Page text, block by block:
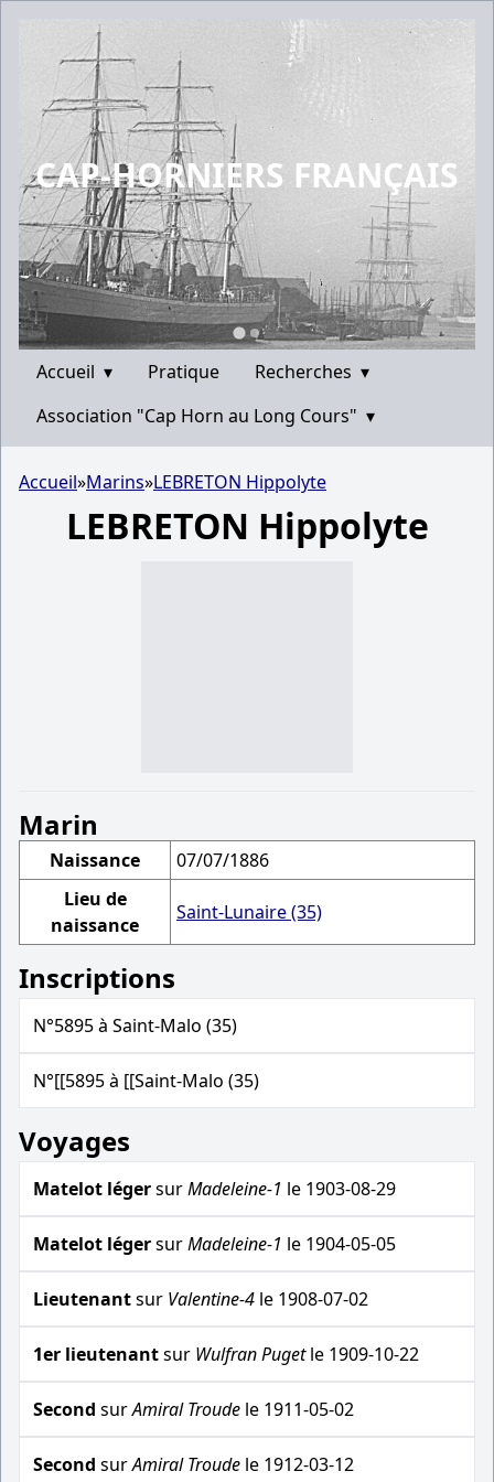
CAP-HORNIERS FRANÇAIS
Accueil ▾ Pratique Recherches ▾
Association "Cap Horn au Long Cours" ▾
Accueil»Marins»LEBRETON Hippolyte
LEBRETON Hippolyte
Marin
Naissance
07/07/1886
Lieu de
naissance
Saint-Lunaire (35)
Inscriptions
N°5895 à Saint-Malo (35)
N°[[5895 à [[Saint-Malo (35)
Voyages
Matelot légersurMadeleine-1 le 1903-08-29
Matelot légersurMadeleine-1 le 1904-05-05
Lieutenantsur Valentine-4 le 1908-07-02
1er lieutenantsur Wulfran Pugetle 1909-10-22
Second surAmiral Troude le 1911-05-02
Second surAmiral Troude le 1912-03-12